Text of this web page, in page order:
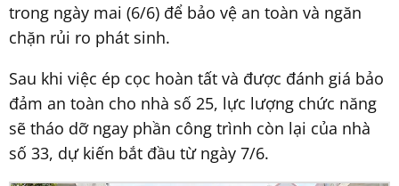
trong ngày mai (6/6) để bảo vệ an toàn và ngăn
chặn rủi ro phát sinh.
Sau khi việc ép cọc hoàn tất và được đánh giá bảo
đảm an toàn cho nhà số 25, lực lượng chức năng
sẽ tháo dỡ ngay phần công trình còn lại của nhà
số 33, dự kiến bắt đầu từ ngày 7/6.